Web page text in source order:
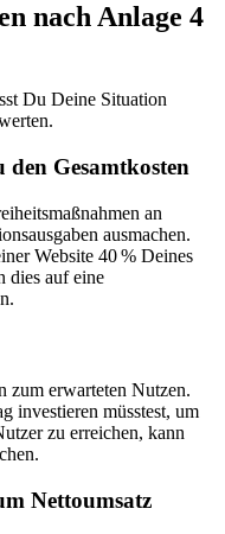
nach Anlage 4
Du Deine Situation
Gesamtkosten
an
ausmachen.
Website 40 % Deines
dies auf eine
zum erwarteten Nutzen.
investieren müsstest, um
zu erreichen, kann
Nettoumsatz